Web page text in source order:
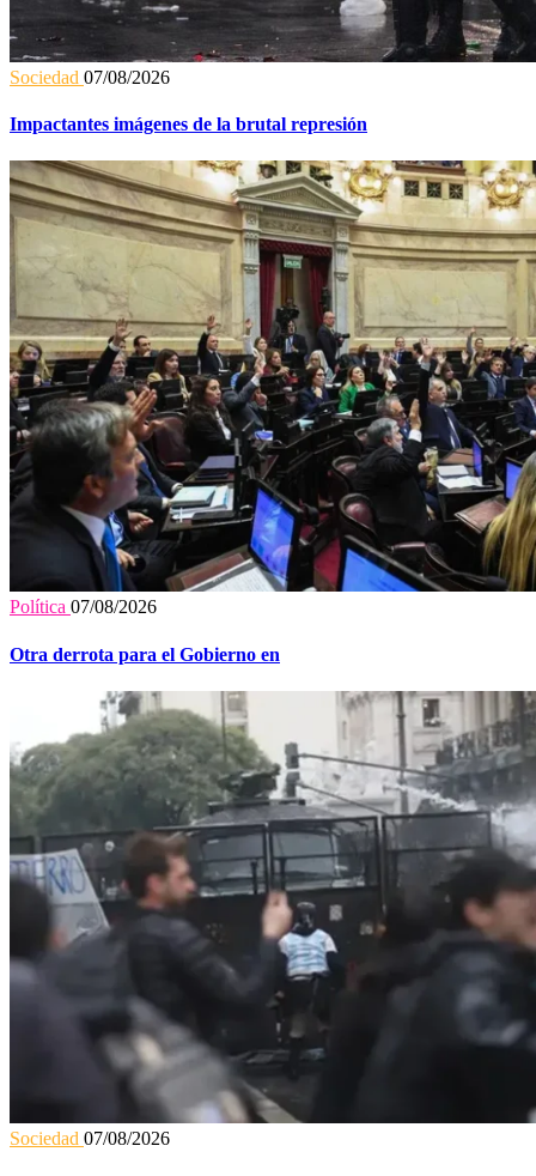
Sociedad 07/08/2026
Impactantes imágenes de la brutal represión
Política 07/08/2026
Otra derrota para el Gobierno en
Sociedad 07/08/2026